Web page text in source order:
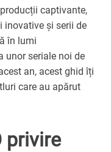
captivante,
inovative și serii de
în lumi
unor seriale noi de
an, acest ghid îți
care au apărut
privire